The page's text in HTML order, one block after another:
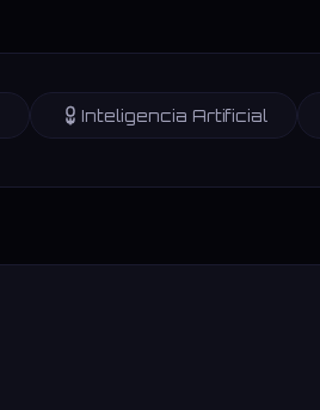
Inteligencia Artificial